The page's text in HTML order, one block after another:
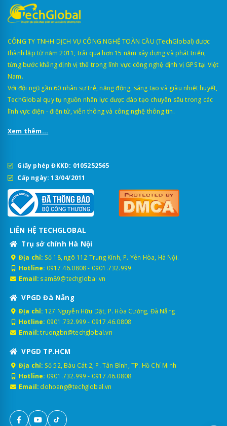
CÔNG TY TNHH DỊCH VỤ CÔNG NGHỆ TOÀN CẦU (TechGlobal) được
thành lập từ năm 2011, trải qua hơn 15 năm xây dựng và phát triển,
từng bước khẳng định vị thế trong lĩnh vực công nghệ định vị GPS tại Việt
Nam.
Với đội ngũ gần 60 nhân sự trẻ, năng động, sáng tạo và giàu nhiệt huyết,
TechGlobal quy tụ nguồn nhân lực được đào tạo chuyên sâu trong các
lĩnh vực điện - điện tử, viễn thông và công nghệ thông tin.
Xem thêm...
Giấy phép ĐKKD: 0105252565
Cấp ngày: 13/04/2011
LIÊN HỆ TECHGLOBAL
Trụ sở chính Hà Nội
Địa chỉ: Số 18, ngõ 112 Trung Kính, P. Yên Hòa, Hà Nội.
Hotline: 0917.46.0808- 0901.732.999
Email: sam89@techglobal.vn
VPGD Đà Nẵng
Địa chỉ: 127 Nguyễn Hữu Dật, P. Hòa Cường, Đà Nẵng
Hotline: 0901.732.999 - 0917.46.0808
Email: truongbn@techglobal.vn
VPGD TP.HCM
Địa chỉ: Số 52, Bàu Cát 2, P. Tân Bình, TP. Hồ Chí Minh
Hotline: 0901.732.999 - 0917.46.0808
Email: dohoang@techglobal.vn